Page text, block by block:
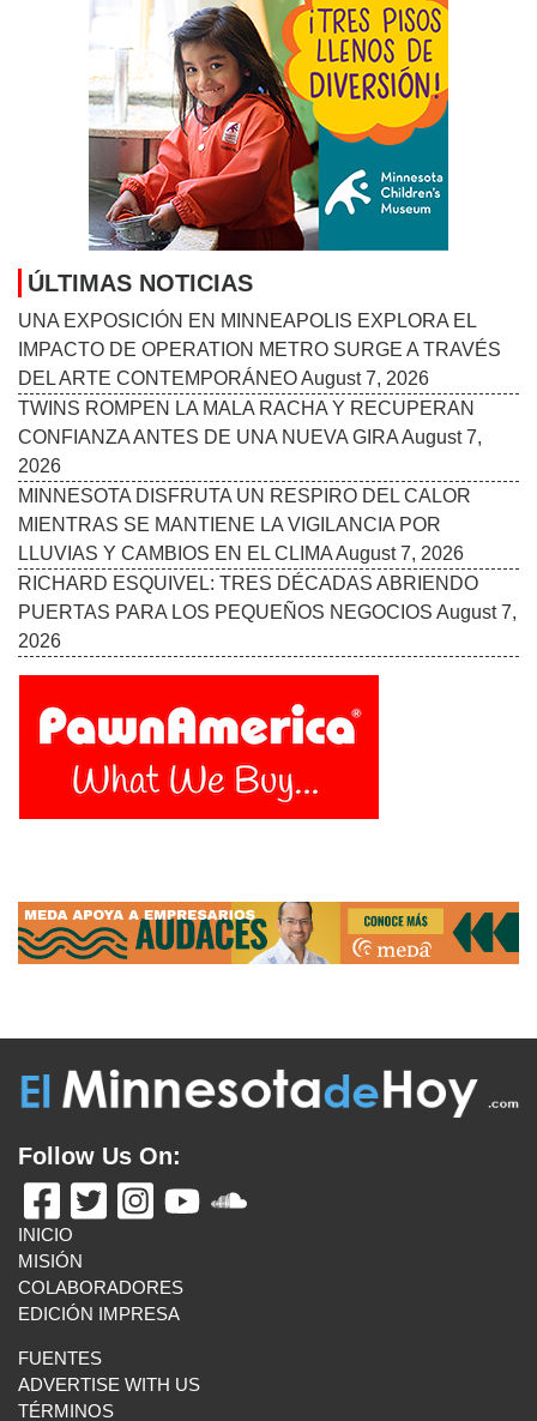
ÚLTIMAS NOTICIAS
UNA EXPOSICIÓN EN MINNEAPOLIS EXPLORA EL
IMPACTO DE OPERATION METRO SURGE A TRAVÉS
DEL ARTE CONTEMPORÁNEOAugust 7, 2026
TWINS ROMPEN LA MALA RACHA Y RECUPERAN
CONFIANZA ANTES DE UNA NUEVA GIRAAugust 7,
2026
MINNESOTA DISFRUTA UN RESPIRO DEL CALOR
MIENTRAS SE MANTIENE LA VIGILANCIA POR
LLUVIAS Y CAMBIOS EN EL CLIMAAugust 7, 2026
RICHARD ESQUIVEL: TRES DÉCADAS ABRIENDO
PUERTAS PARA LOS PEQUEÑOS NEGOCIOS August 7,
2026
Follow Us On:
INICIO
MISIÓN
COLABORADORES
EDICIÓN IMPRESA
FUENTES
ADVERTISE WITH US
TÉRMINOS